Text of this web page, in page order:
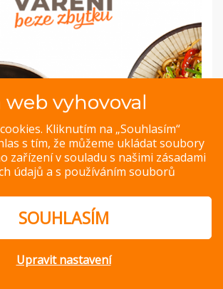
– 2026 –Jak v kuchyni
web vyhovoval
Kliknutím na „Souhlasím“
s tím, že můžeme ukládat soubory
zařízení v souladu s našimi zásadami
údajů a s používáním souborů
SOUHLASÍM
Upravit nastavení